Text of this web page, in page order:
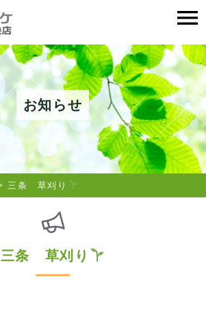
お知らせ
三条 草刈り
三条 草刈り